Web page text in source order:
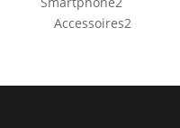
produits
Accessoires22